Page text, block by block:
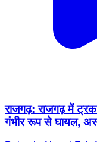
राजगढ़: राजगढ़ में
गंभीर रूप से घायल,